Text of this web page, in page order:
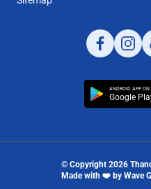
ANDROID APP ON
Google
© Copyright 2026
Made with ❤️ by Wave